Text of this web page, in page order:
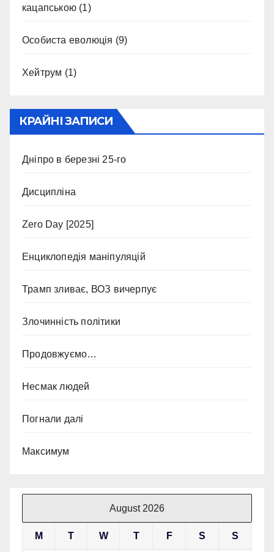
кацапською (1)
Особиста еволюція (9)
Хейтрум (1)
КРАЙНІ ЗАПИСИ
Дніпро в березні 25-го
Дисципліна
Zero Day [2025]
Енциклопедія маніпуляцій
Трамп зливає, ВОЗ вичерпує
Злочинність політики
Продовжуємо…
Несмак людей
Погнали далі
Максимум
August 2026
M T W T F S S